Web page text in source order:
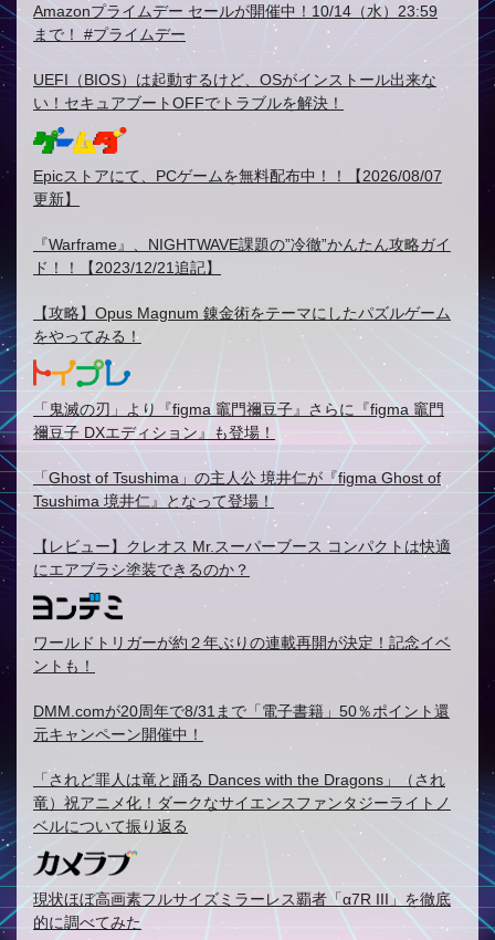
Amazonプライムデー セールが開催中！10/14（水）23:59
まで！ #プライムデー
UEFI（BIOS）は起動するけど、OSがインストール出来な
い！セキュアブートOFFでトラブルを解決！
Epicストアにて、PCゲームを無料配布中！！【2026/08/07
更新】
『Warframe』、NIGHTWAVE課題の”冷徹”かんたん攻略ガイ
ド！！【2023/12/21追記】
【攻略】Opus Magnum 錬金術をテーマにしたパズルゲーム
をやってみる！
「鬼滅の刃」より『figma 竈門禰豆子』さらに『figma 竈門
禰豆子 DXエディション』も登場！
「Ghost of Tsushima」の主人公 境井仁が『figma Ghost of
Tsushima 境井仁』となって登場！
【レビュー】クレオス Mr.スーパーブース コンパクトは快適
にエアブラシ塗装できるのか？
ワールドトリガーが約２年ぶりの連載再開が決定！記念イベ
ントも！
DMM.comが20周年で8/31まで「電子書籍」50％ポイント還
元キャンペーン開催中！
「されど罪人は竜と踊る Dances with the Dragons」（され
竜）祝アニメ化！ダークなサイエンスファンタジーライトノ
ベルについて振り返る
現状ほぼ高画素フルサイズミラーレス覇者「α7R III」を徹底
的に調べてみた